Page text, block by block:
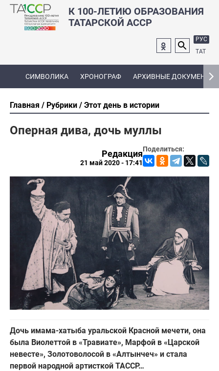
К 100-ЛЕТИЮ ОБРАЗОВАНИЯ
ТАТАРСКОЙ АССР
РУС
ТАТ
СИМВОЛИКА ХРОНОГРАФ АРХИВНЫЕ ДОКУМЕНТЫ
Главная Рубрики Этот день в истории
Оперная дива, дочь муллы
Поделиться:
Редакция
21 май 2020 - 17:41
Дочь имама-хатыба уральской Красной мечети, она
была Виолеттой в «Травиате», Марфой в «Царской
невесте», Золотоволосой в «Алтынчеч» и стала
первой народной артисткой ТАССР…